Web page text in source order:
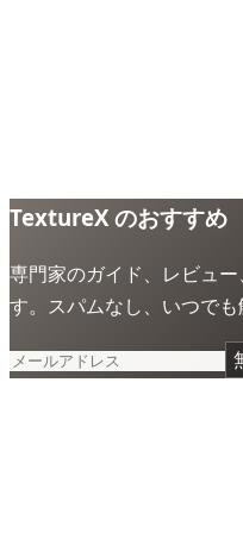
TextureX のおすすめ
専門家のガイド、レビュ
す。スパムなし、いつでも